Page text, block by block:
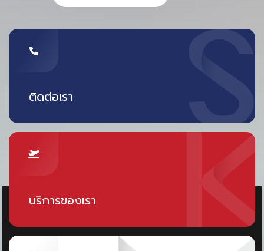
→ ลดภาระเจ้าหน้าที่
→ เพิ่มความเร็วการไหลของผู้โดยสาร
4. CUBD — โหลดกระเป๋าด้วยตัวเอง
ฝากสัมภาระได้เอง
👉 ลดคอขวด (Bottleneck) ที่สำคัญของสนามบิน
5. Biometric & One ID — เดินทางแบบไร้
ระบบจดจำใบหน้าเชื่อมข้อมูลผู้โดยสารเป็น “One ID”
ครอบคลุม:
ติดต่อเรา
บริการของเรา